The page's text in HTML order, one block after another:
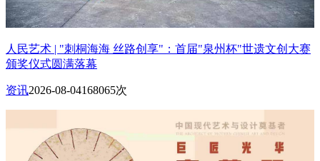
人民艺术 | "刺桐海海 丝路创享"：首届"泉州杯"世遗文创大赛
颁奖仪式圆满落幕
资讯2026-08-04168065次